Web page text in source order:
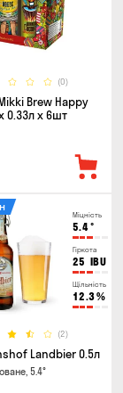
(0)
Brew Happy
0.33л x 6шт
Міцність
5.4°
Гіркота
25 IBU
Щільність
12.3%
(2)
Landbier 0.5л
5.4°